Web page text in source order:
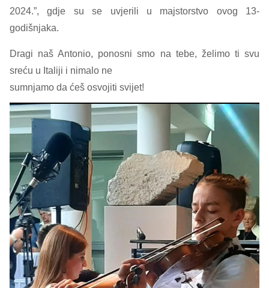
2024.”, gdje su se uvjerili u majstorstvo ovog 13-
godišnjaka.
Dragi naš Antonio, ponosni smo na tebe, želimo ti svu
sreću u Italiji i nimalo ne
sumnjamo da ćeš osvojiti svijet!